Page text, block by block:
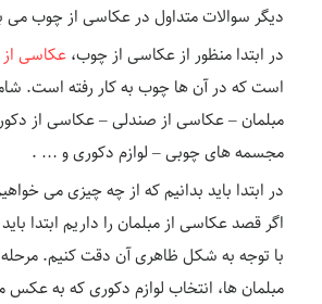
دیگر سوالات متداول در عکاسی از چوب می
در ابتدا منظور از عکاسی از چوب،عکاسی
است که در آن ها چوب به کار رفته است.
مبلمان – عکاسی از صندلی – عکاسی از
مجسمه های چوبی – لوازم دکوری و … .
در ابتدا باید بدانیم که از چه چیزی می
اگر قصد عکاسی از مبلمان را داریم ابتدا
با توجه به شکل ظاهری آن دقت کنیم. مرحله
مبلمان ها، انتخاب لوازم دکوری که به